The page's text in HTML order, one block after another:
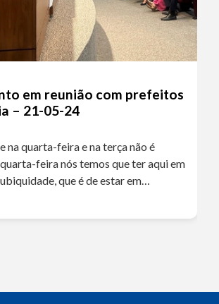
em reunião com prefeitos
– 21-05-24
na quarta-feira e na terça não é
feira nós temos que ter aqui em
que é de estar em…